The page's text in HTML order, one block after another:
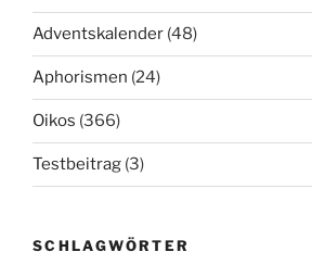
Adventskalender (48)
Aphorismen (24)
Oikos (366)
Testbeitrag (3)
SCHLAGWÖRTER